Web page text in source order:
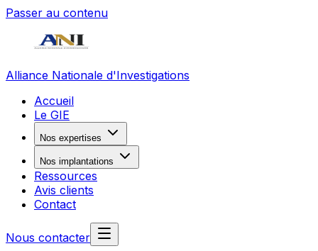
Passer au contenu
Alliance Nationale d'Investigations
Accueil
Le GIE
Nos expertises
Nos implantations
Ressources
Avis clients
Contact
Nous contacter